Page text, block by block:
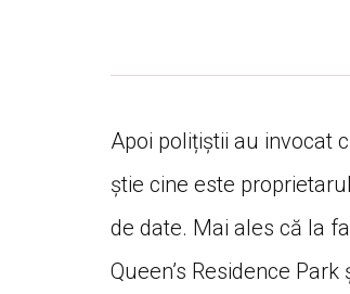
Apoi polițiștii au invocat
știe cine este
de date. Mai ales că la
Queen’s Residence